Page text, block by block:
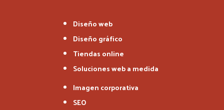
Diseño web
Diseño gráfico
Tiendas online
Soluciones web a medida
Imagen corporativa
SEO